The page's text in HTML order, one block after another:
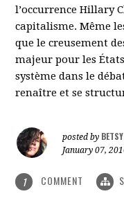
l’occurrence Hillary
capitalisme. Même
que le creusement
majeur pour les
système dans le
renaître et se
posted by
January 07,
1 COMMENT